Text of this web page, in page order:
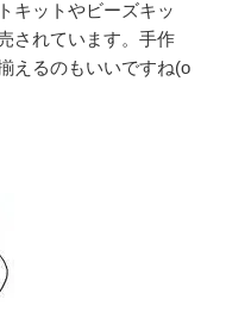
キットやビーズキッ
されています。手作
えるのもいいですね(о